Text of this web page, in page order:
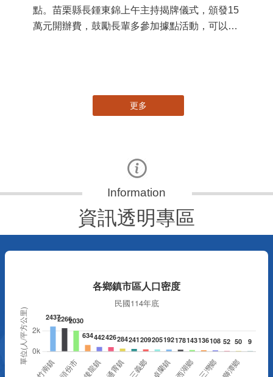
點。苗栗縣長鍾東錦上午主持揭牌儀式，頒發15
萬元開辦費，鼓勵長輩多參加據點活動，可以更
更多
資訊透明專區